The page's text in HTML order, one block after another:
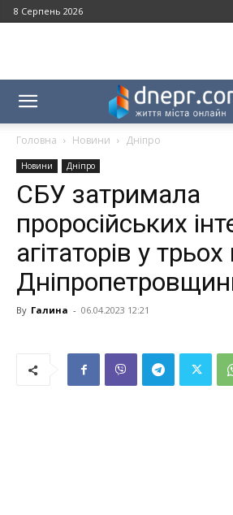
8 Серпень 2026
Головна Новини Дніпро
Новини Дніпро
СБУ затримала
проросійських
агітаторів у
By Галина - 06.04.2023 12:21